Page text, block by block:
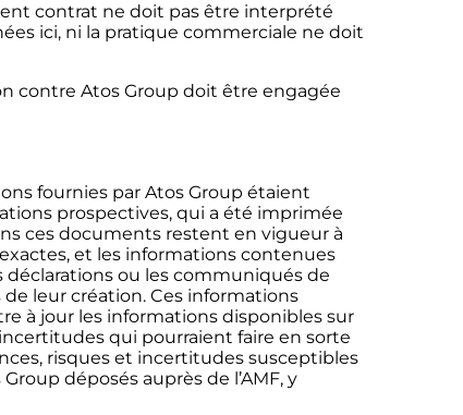
contrat ne doit pas être interprété
ici, ni la pratique commerciale ne doit
contre Atos Group doit être engagée
fournies par Atos Group étaient
prospectives, qui a été imprimée
ces documents restent en vigueur à
et les informations contenues
ou les communiqués de
de leur création. Ces informations
à jour les informations disponibles sur
qui pourraient faire en sorte
risques et incertitudes susceptibles
déposés auprès de l’AMF, y